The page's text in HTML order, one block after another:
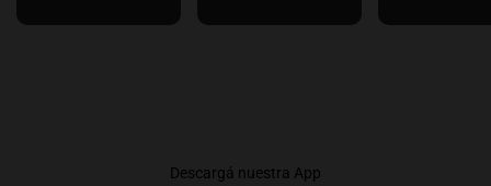
Descargá nuestra App